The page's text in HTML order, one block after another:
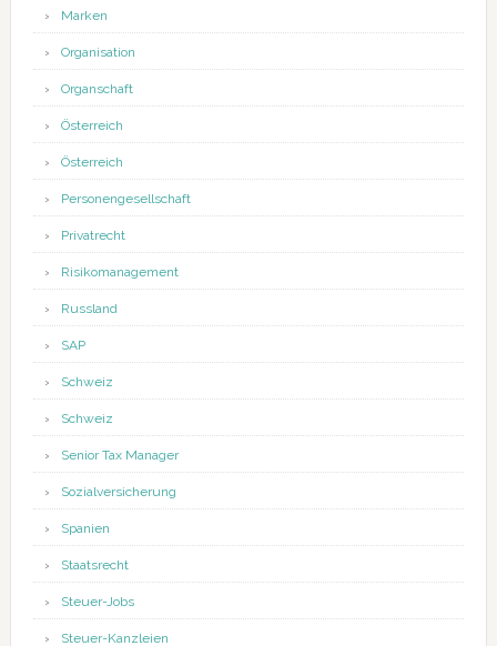
Marken
Organisation
Organschaft
Österreich
Österreich
Personengesellschaft
Privatrecht
Risikomanagement
Russland
SAP
Schweiz
Schweiz
Senior Tax Manager
Sozialversicherung
Spanien
Staatsrecht
Steuer-Jobs
Steuer-Kanzleien